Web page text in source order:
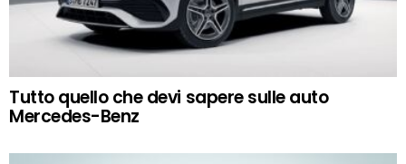
Tutto quello che devi sapere sulle auto
Mercedes-Benz